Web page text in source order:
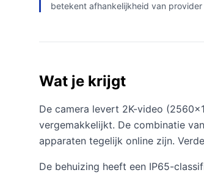
betekent afhankelijkheid van
Wat je krijgt
De camera levert 2K-video
vergemakkelijkt. De combinatie
apparaten tegelijk online zijn.
De behuizing heeft een IP65-